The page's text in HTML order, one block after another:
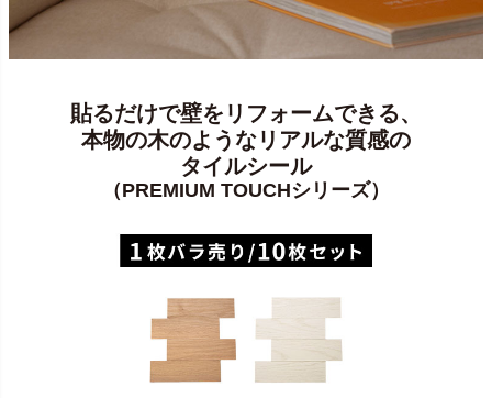
貼るだけで壁をリフォームできる、
本物の木のようなリアルな質感の
タイルシール
（PREMIUM TOUCHシリーズ）